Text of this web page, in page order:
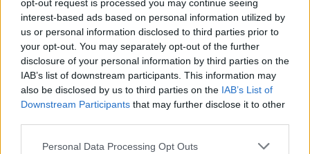
opt-out request is processed you may continue seeing
interest-based ads based on personal information utilized by
us or personal information disclosed to third parties prior to
your opt-out. You may separately opt-out of the further
disclosure of your personal information by third parties on the
IAB’s list of downstream participants. This information may
also be disclosed by us to third parties on the IAB’s List of
Downstream Participants that may further disclose it to other
Personal Data Processing Opt Outs
PSG rikthehet me ofertë më të
lartë për yllin e Ajaxit
vende